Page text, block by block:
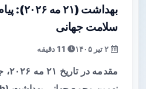
بهداشت
سلامت جهانی